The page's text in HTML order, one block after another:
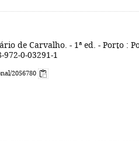
de Carvalho. - 1ª ed. - Porto :
0-03291-1
2056780